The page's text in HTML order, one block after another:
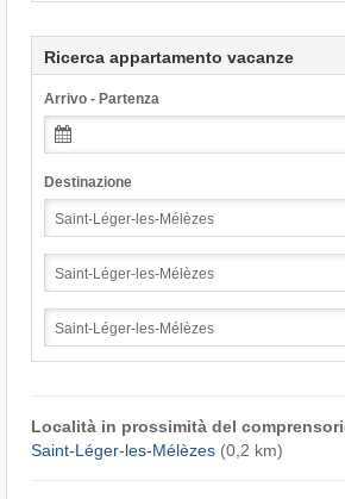
Ricerca appartamento vacanze
Arrivo - Partenza
Destinazione
Località in prossimità del
Saint-Léger-les-Mélèzes(0,2 km)